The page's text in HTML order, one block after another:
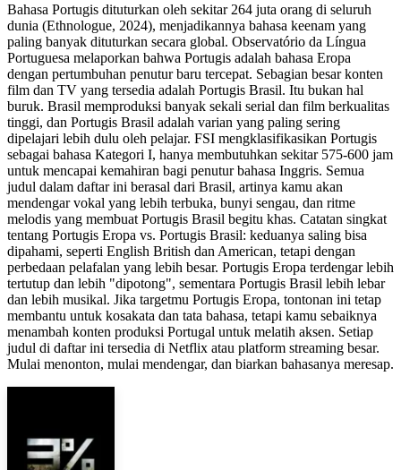
Bahasa Portugis dituturkan oleh sekitar 264 juta orang di seluruh
dunia (Ethnologue, 2024), menjadikannya bahasa keenam yang
paling banyak dituturkan secara global. Observatório da Língua
Portuguesa melaporkan bahwa Portugis adalah bahasa Eropa
dengan pertumbuhan penutur baru tercepat. Sebagian besar konten
film dan TV yang tersedia adalah Portugis Brasil. Itu bukan hal
buruk. Brasil memproduksi banyak sekali serial dan film berkualitas
tinggi, dan Portugis Brasil adalah varian yang paling sering
dipelajari lebih dulu oleh pelajar. FSI mengklasifikasikan Portugis
sebagai bahasa Kategori I, hanya membutuhkan sekitar 575-600 jam
untuk mencapai kemahiran bagi penutur bahasa Inggris. Semua
judul dalam daftar ini berasal dari Brasil, artinya kamu akan
mendengar vokal yang lebih terbuka, bunyi sengau, dan ritme
melodis yang membuat Portugis Brasil begitu khas. Catatan singkat
tentang Portugis Eropa vs. Portugis Brasil: keduanya saling bisa
dipahami, seperti English British dan American, tetapi dengan
perbedaan pelafalan yang lebih besar. Portugis Eropa terdengar lebih
tertutup dan lebih "dipotong", sementara Portugis Brasil lebih lebar
dan lebih musikal. Jika targetmu Portugis Eropa, tontonan ini tetap
membantu untuk kosakata dan tata bahasa, tetapi kamu sebaiknya
menambah konten produksi Portugal untuk melatih aksen. Setiap
judul di daftar ini tersedia di Netflix atau platform streaming besar.
Mulai menonton, mulai mendengar, dan biarkan bahasanya meresap.